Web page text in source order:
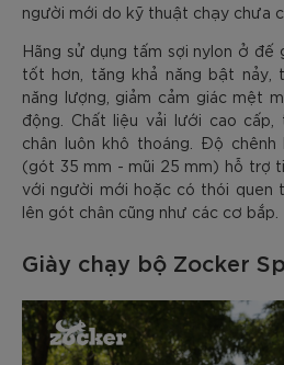
người mới do kỹ thuật chạy chưa
Hãng sử dụng tấm sợi nylon ở đế
tốt hơn, tăng khả năng bật
năng lượng, giảm cảm giác mệt
động. Chất liệu vải lưới cao
chân luôn khô thoáng. Độ
(gót 35 mm - mũi 25 mm) hỗ trợ
với người mới hoặc có thói quen
lên gót chân cũng như các cơ bắp.
Giày chạy bộ Zocker